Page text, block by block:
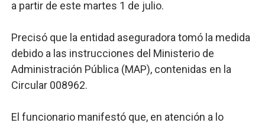
a partir de este martes 1 de julio.
Precisó que la entidad aseguradora tomó la medida
debido a las instrucciones del Ministerio de
Administración Pública (MAP), contenidas en la
Circular 008962.
El funcionario manifestó que, en atención a lo